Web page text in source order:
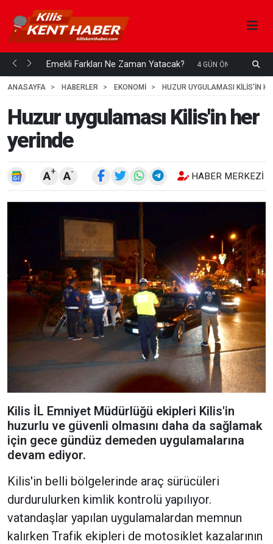
mi... Emekli Farkları Ne Zaman Yatacak? 4 GÜN ÖNCE
ANASAYFA
HABERLER EKONOMİ HUZUR UYGULAMASI KILIS'IN
Huzur uygulaması Kilis'in her
yerinde
A+ A- HABER MERKEZI
Kilis İL Emniyet Müdürlüğü ekipleri Kilis'in
huzurlu ve güvenli olmasını daha da sağlamak
için gece gündüz demeden uygulamalarına
devam ediyor.
Kilis'in belli bölgelerinde araç sürücüleri
durdurulurken kimlik kontrolü yapılıyor.
vatandaşlar yapılan uygulamalardan memnun
kalırken Trafik ekipleri de motosiklet kazalarının